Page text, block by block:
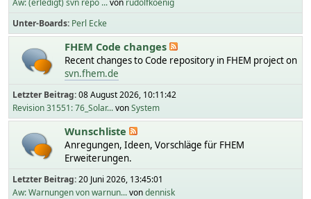
Aw: (erledigt) svn repo ...von rudolfkoenig
Unter-Boards Perl Ecke
FHEM Code changes
Recent changes to Code repository in FHEM project on
svn.fhem.de
Letzter Beitrag:08 August 2026, 10:11:42
Revision 31551: 76_Solar...vonSystem
Wunschliste
Anregungen, Ideen, Vorschläge für FHEM
Erweiterungen.
Letzter Beitrag:20 Juni 2026, 13:45:01
Aw: Warnungen von warnun...vondennisk